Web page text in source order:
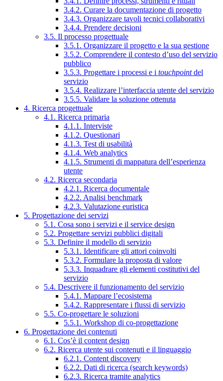
3.4.2. Curare la documentazione di progetto
3.4.3. Organizzare tavoli tecnici collaborativi
3.4.4. Prendere decisioni
3.5. Il processo progettuale
3.5.1. Organizzare il progetto e la sua gestione
3.5.2. Comprendere il contesto d’uso del servizio
pubblico
3.5.3. Progettare i processi e i touchpointdel
servizio
3.5.4. Realizzare l’interfaccia utente del servizio
3.5.5. Validare la soluzione ottenuta
4. Ricerca progettuale
4.1. Ricerca primaria
4.1.1. Interviste
4.1.2. Questionari
4.1.3. Test di usabilità
4.1.4. Web analytics
4.1.5. Strumenti di mappatura dell’esperienza
utente
4.2. Ricerca secondaria
4.2.1. Ricerca documentale
4.2.2. Analisi benchmark
4.2.3. Valutazione euristica
5. Progettazione dei servizi
5.1. Cosa sono i servizi e il service design
5.2. Progettare servizi pubblici digitali
5.3. Definire il modello di servizio
5.3.1. Identificare gli attori coinvolti
5.3.2. Formulare la proposta di valore
5.3.3. Inquadrare gli elementi costitutivi del
servizio
5.4. Descrivere il funzionamento del servizio
5.4.1. Mappare l’ecosistema
5.4.2. Rappresentare i flussi di servizio
5.5. Co-progettare le soluzioni
5.5.1. Workshop di co-progettazione
6. Progettazione dei contenuti
6.1. Cos’è il content design
6.2. Ricerca utente sui contenuti e il linguaggio
6.2.1. Content discovery
6.2.2. Dati di ricerca (search keywords)
6.2.3. Ricerca tramite analytics